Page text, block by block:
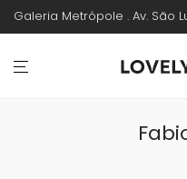
Galeria Metrópole . Av. São